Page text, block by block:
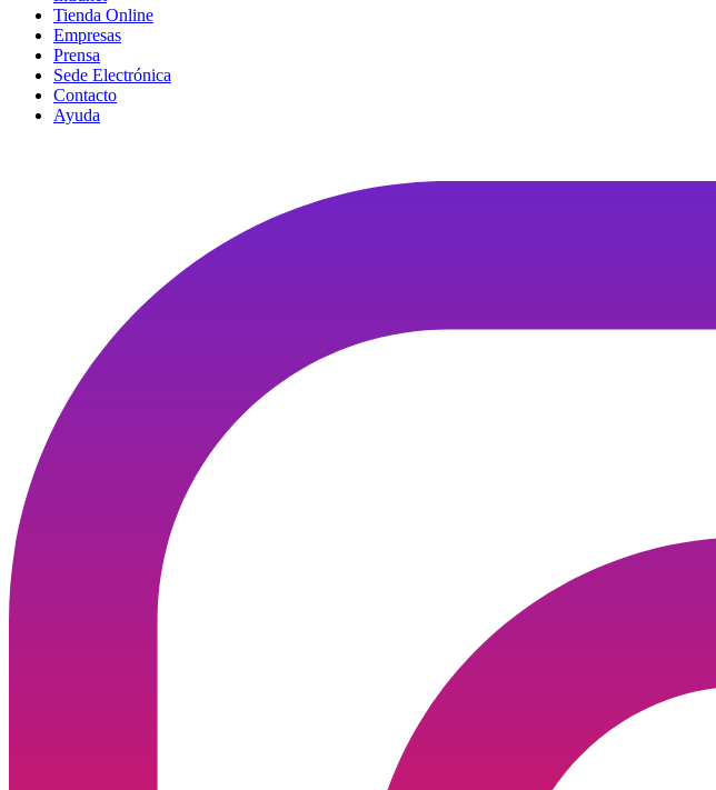
Tienda Online
Empresas
Prensa
Sede Electrónica
Contacto
Ayuda